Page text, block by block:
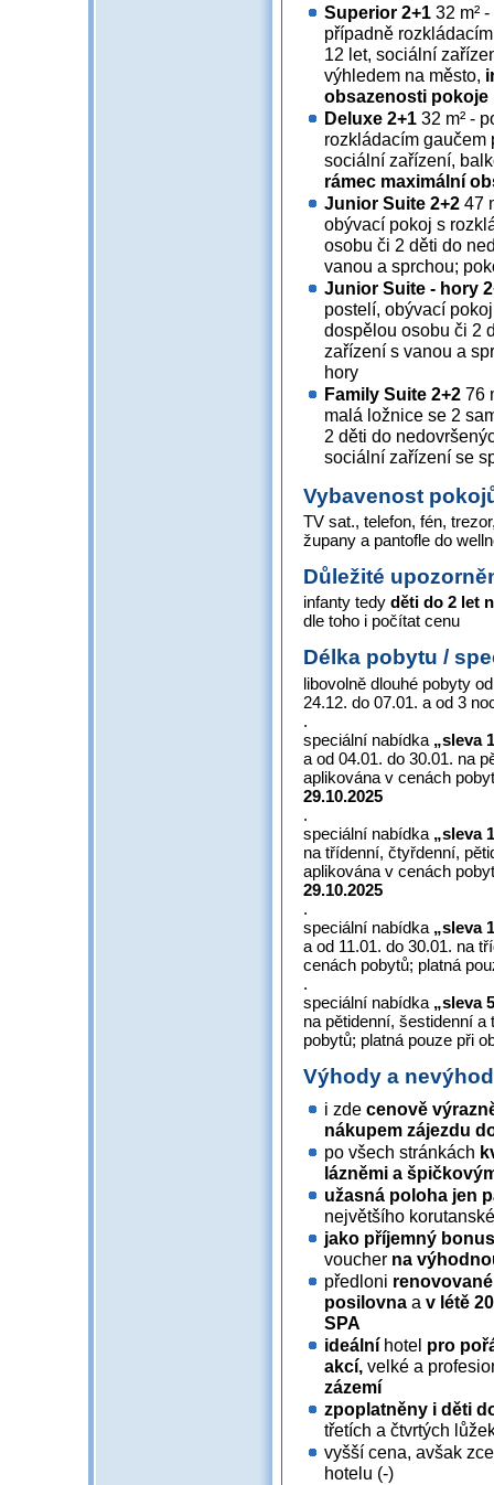
Superior 2+1 32 m²
případně
12 let, sociální
výhledem na město,
obsazenosti pokoje
Deluxe 2+1 32 m² -
rozkládacím gaučem
sociální zařízení,
rámec maximální
Junior Suite 2+2 47
obývací pokoj s
osobu či 2 děti do
vanou a sprchou;
Junior Suite - hory
postelí, obývací
dospělou osobu či 2
zařízení s vanou a
hory
Family Suite 2+2 76
malá ložnice se 2
2 děti do
sociální zařízení se
Vybavenost
TV sat., telefon, fén,
župany a pantofle do
Důležité
infanty tedy děti do 2 let
dle toho i počítat cenu
Délka pobytu /
libovolně dlouhé pobyty
24.12. do 07.01. a od 3
.
speciální nabídka „sleva
a od 04.01. do 30.01. na
aplikována v cenách
29.10.2025
.
speciální nabídka „sleva
na třídenní, čtyřdenní,
aplikována v cenách
29.10.2025
.
speciální nabídka „sleva
a od 11.01. do 30.01. na
cenách pobytů; platná
.
speciální nabídka „sleva
na pětidenní, šestidenní
pobytů; platná pouze při
Výhody a
i zde cenově
nákupem zájezdu
po všech stránkách
lázněmi a
užasná poloha jen
největšího
jako příjemný bonus
voucher na
předloni
posilovna a v létě
SPA
ideálníhotel pro
akcí, velké a
zázemí
zpoplatněny i děti
třetích a čtvrtých
vyšší cena, avšak
hotelu (-)